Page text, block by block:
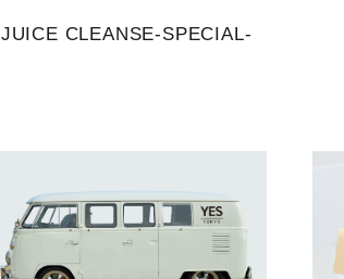
JUICE CLEANSE-SPECIAL-